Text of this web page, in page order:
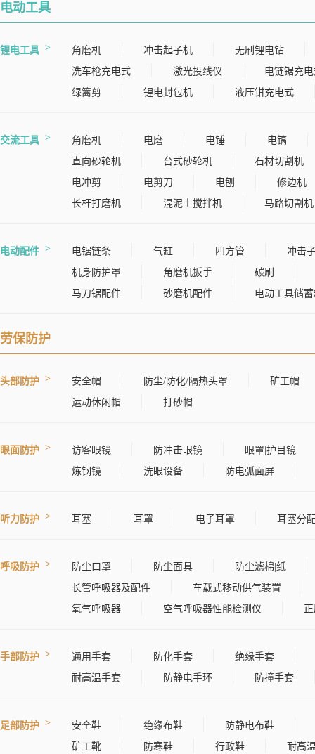
电动工具
锂电工具 角磨机 冲击起子机
无刷锂电钻
洗车枪充电式
激光投线仪
电链锯充
绿篱剪
锂电封包机 液压钳充电式
交流工具 角磨机 电磨 电锤
电镐
直向砂轮机
台式砂轮机
石材切割机
电冲剪
电剪刀 电刨
修边机
长杆打磨机
混泥土搅拌机 马路切割机
电动配件 电锯链条 气缸 四方管
冲击
机身防护罩
角磨机扳手
碳刷
马刀锯配件
砂磨机配件 电动工具储
劳保防护
头部防护 安全帽 防尘/防化/隔热头罩
矿工帽
运动休闲帽
打砂帽
眼面防护 访客眼镜 防冲击眼镜
眼罩|护目镜
炼钢镜
洗眼设备 防电弧面屏
听力防护 耳塞 耳罩 电子耳罩 耳塞分
呼吸防护 防尘口罩 防尘面具
防尘滤棉|纸
长管呼吸器及配件
车载式移动供气装置
氧气呼吸器
空气呼吸器性能检测仪
手部防护 通用手套 防化手套
绝缘手套
耐高温手套
防静电手环 防撞手套
足部防护 安全鞋 绝缘布鞋
防静电布鞋
矿工靴
防寒鞋 行政鞋 耐高